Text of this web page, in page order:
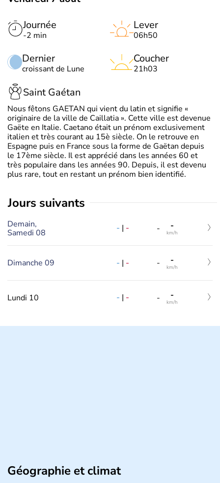
Journée
-2 min
Dernier
croissant de Lune
Lever
06h50
Coucher
21h03
Saint Gaétan
Nous fêtons GAETAN qui vient du latin et signifie «
originaire de la ville de Caillatia ». Cette ville est devenue
Gaëte en Italie. Caetano était un prénom exclusivement
italien et très courant au 15è siècle. On le retrouve en
Espagne puis en France sous la forme de Gaëtan depuis
le 17ème siècle. Il est apprécié dans les années 60 et
très populaire dans les années 90. Depuis, il est devenu
plus rare, tout en restant un prénom bien identifié.
jours suivants
Demain,
Samedi 08
- | - - -
km/h
Dimanche 09 - | - - -
km/h
Lundi 10 - | - - -
km/h
Géographie et climat